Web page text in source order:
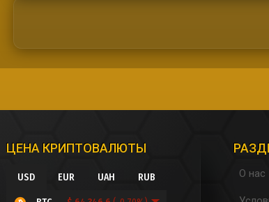
ЦЕНА КРИПТОВАЛЮТЫ
USD EUR UAH RUB О нас